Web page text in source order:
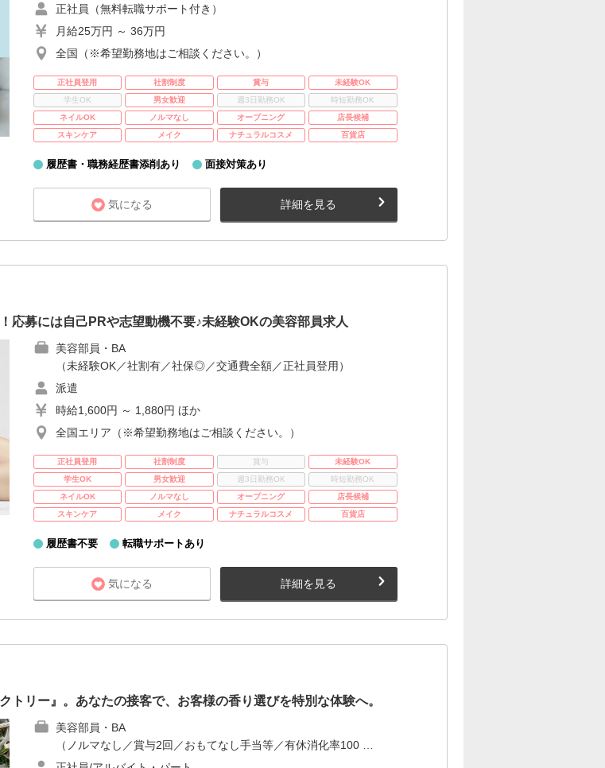
正社員（無料転職サポート付き）
月給25万円 ～ 36万円
全国（※希望勤務地はご相談ください。）
正社員登用 社割制度 賞与
未経験OK
学生OK
男女歓迎 週3日勤務OK
時短勤務OK
ネイルOK
ノルマなし オープニング
店長候補
スキンケア
メイク ナチュラルコスメ 百貨店
履歴書・職務経歴書添削あり 面接対策あり
気になる 詳細を見る
応募には自己PRや志望動機不要♪未経験OKの美容部員求人
美容部員・BA
（未経験OK／社割有／社保◎／交通費全額／正社員登用）
派遣
時給1,600円 ～ 1,880円 ほか
全国エリア（※希望勤務地はご相談ください。）
正社員登用 社割制度 賞与
未経験OK
学生OK
男女歓迎 週3日勤務OK
時短勤務OK
ネイルOK
ノルマなし オープニング
店長候補
スキンケア
メイク ナチュラルコスメ 百貨店
履歴書不要 転職サポートあり
気になる 詳細を見る
トリー』。あなたの接客で、お客様の香り選びを特別な体験へ。
美容部員・BA
（ノルマなし／賞与2回／おもてなし手当等／有休消化率100 …